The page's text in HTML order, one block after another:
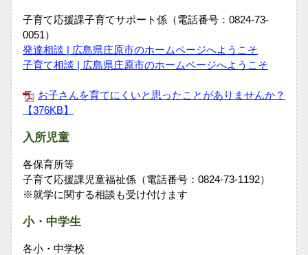
子育て応援課子育てサポート係（電話番号：0824-73-
0051）
発達相談 | 広島県庄原市のホームページへようこそ
子育て相談 | 広島県庄原市のホームページへようこそ
お子さんを育てにくいと思ったことがありませんか？
【376KB】
入所児童
各保育所等
子育て応援課児童福祉係（電話番号：0824-73-1192）
※就学に関する相談も受け付けます
小・中学生
各小・中学校